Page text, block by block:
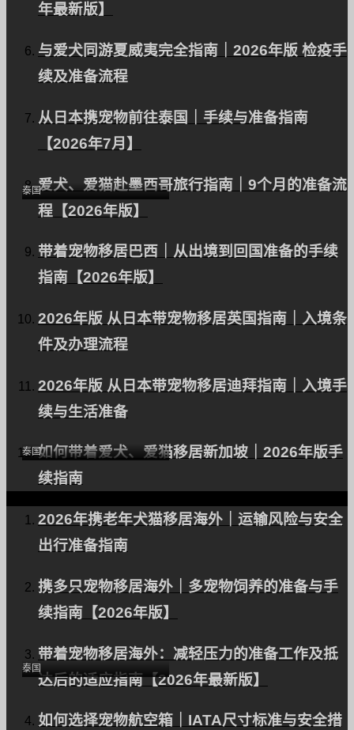
年最新版】
与爱犬同游夏威夷完全指南｜2026年版 检疫手
续及准备流程
从日本携宠物前往泰国｜手续与准备指南
【2026年7月】
爱犬、爱猫赴墨西哥旅行指南｜9个月的准备流
程【2026年版】
带着宠物移居巴西｜从出境到回国准备的手续
指南【2026年版】
2026年版 从日本带宠物移居英国指南｜入境条
件及办理流程
2026年版 从日本带宠物移居迪拜指南｜入境手
续与生活准备
如何带着爱犬、爱猫移居新加坡｜2026年版手
续指南
2026年携老年犬猫移居海外｜运输风险与安全
出行准备指南
携多只宠物移居海外｜多宠物饲养的准备与手
续指南【2026年版】
带着宠物移居海外：减轻压力的准备工作及抵
达后的适应指南【2026年最新版】
如何选择宠物航空箱｜IATA尺寸标准与安全措
爱犬（迷你雪纳瑞）从日
本运往曼谷｜运输案例
泰国
从日本经韩国（A.Y.）到
泰国（曼谷）的混合型宠
贵宾犬）的宠物运输示例
泰国
向泰国出口一只狗（边境
泰国